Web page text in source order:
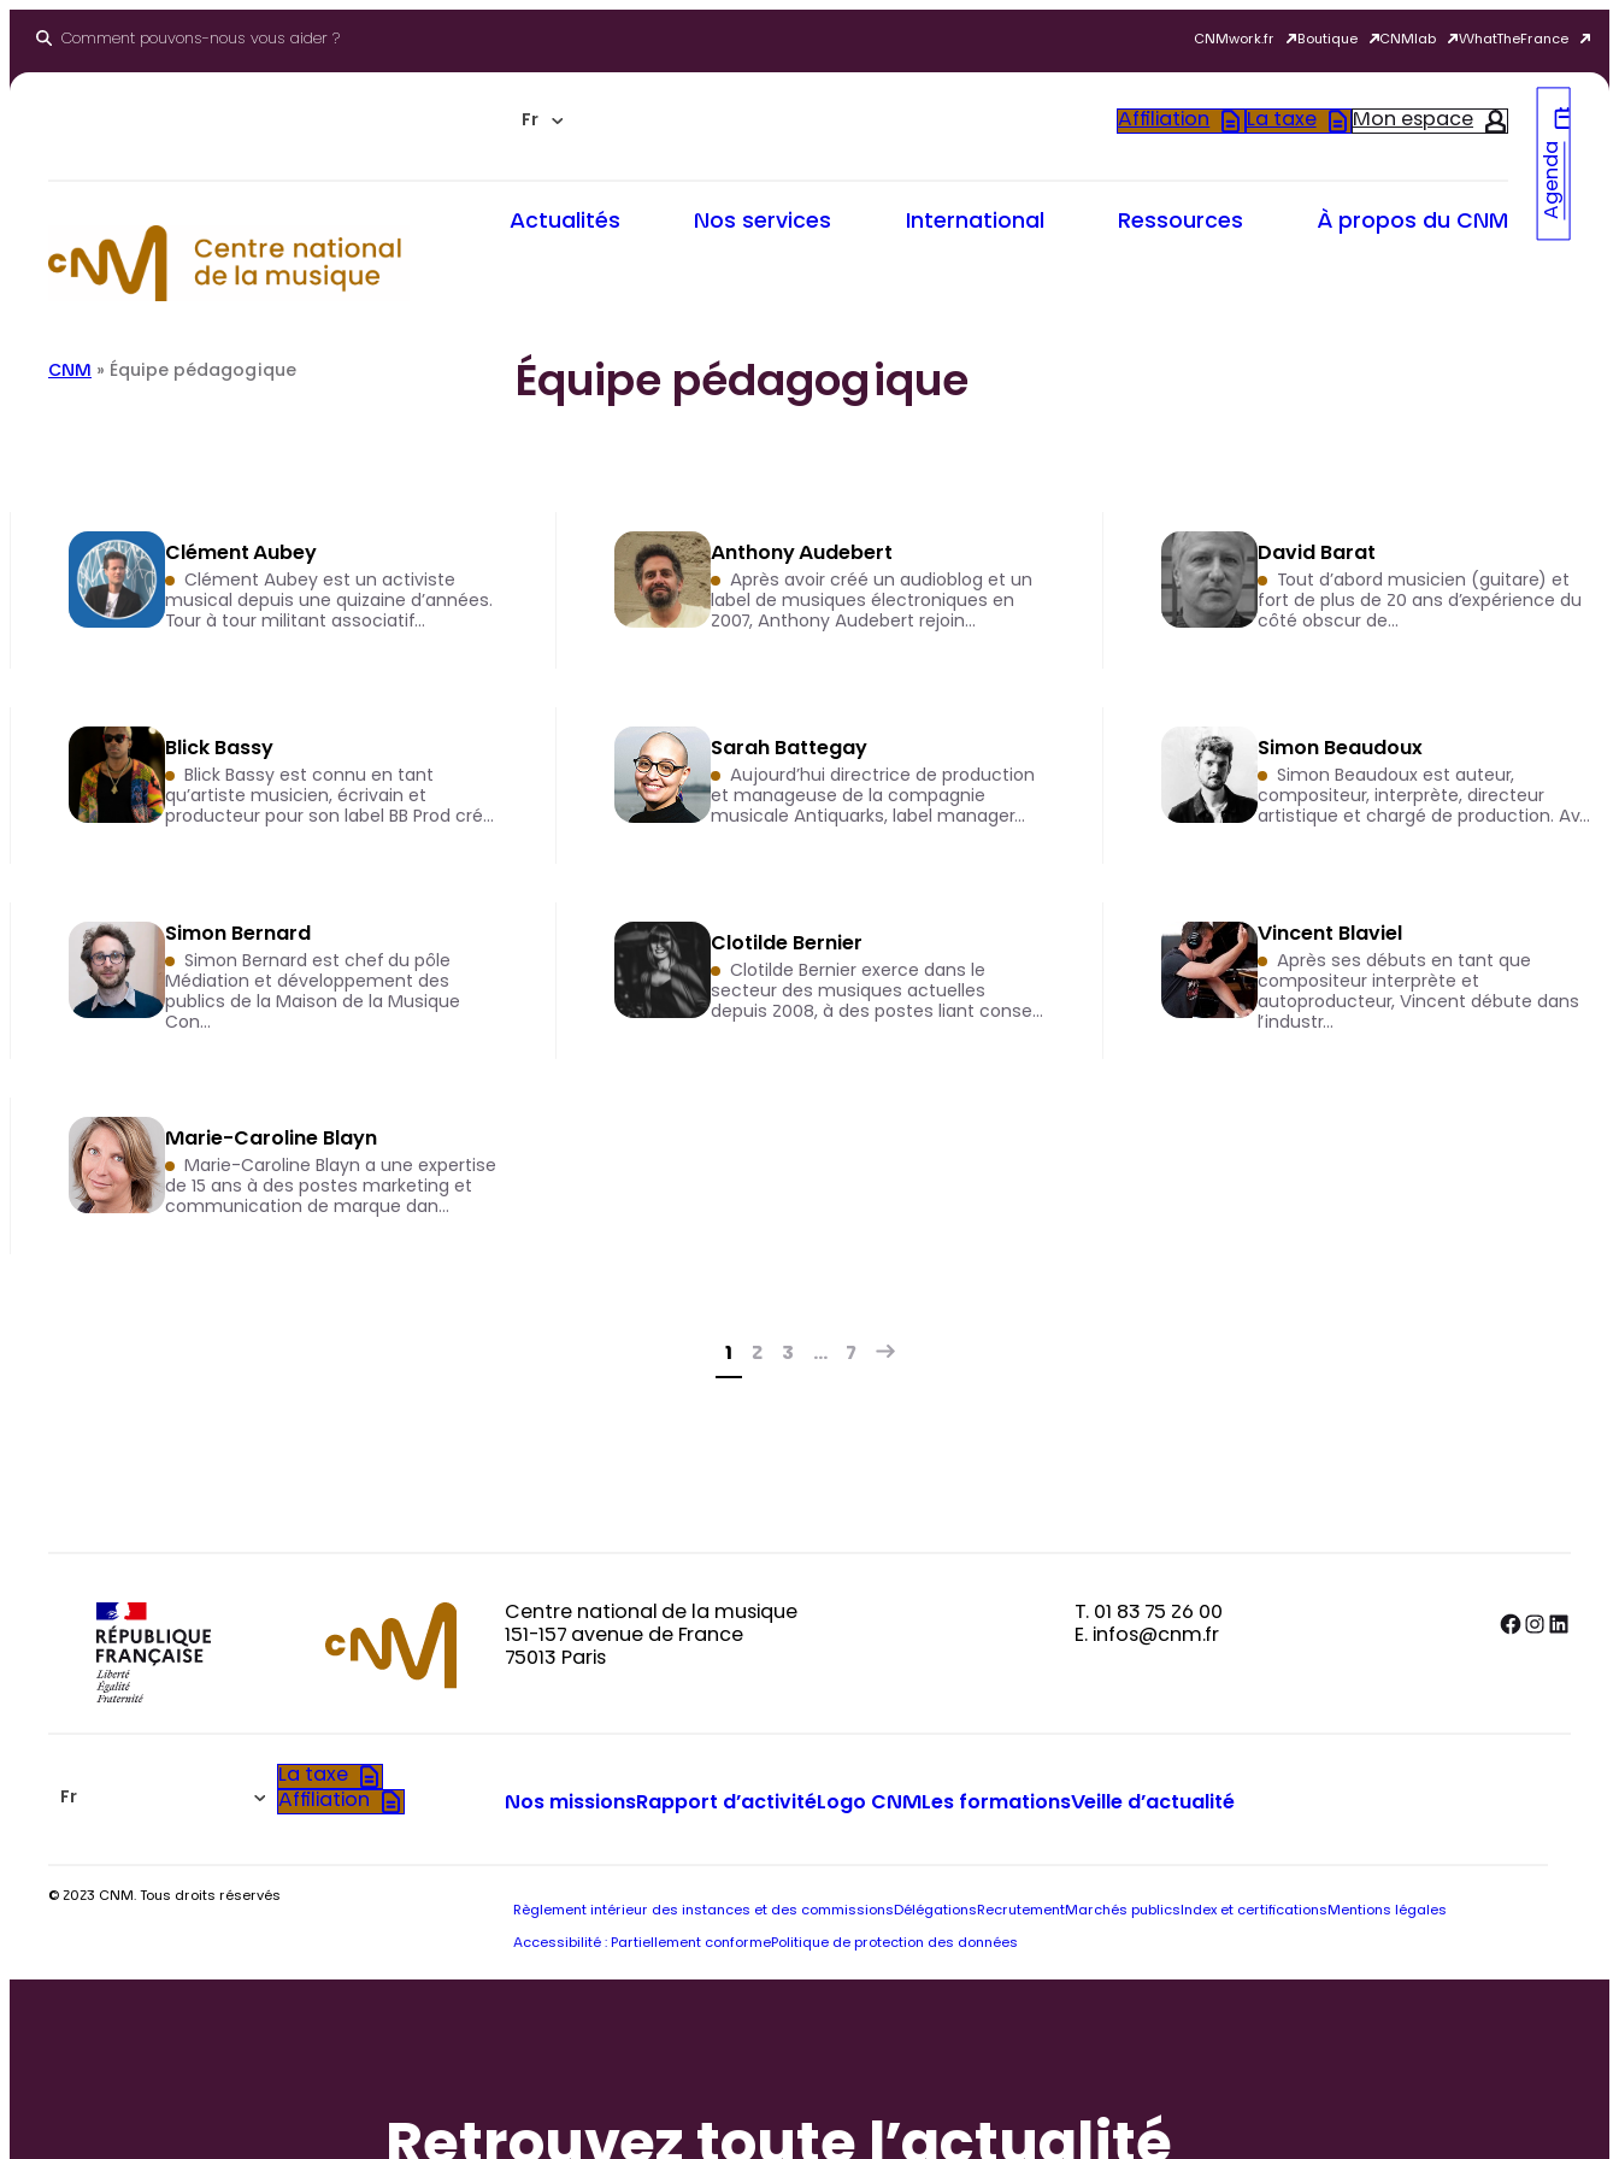
Comment pouvons-nous vous aider ? CNMwork.fr Boutique CNMlab WhatTheFrance
Fr Affiliation La taxe Mon espace
Actualités Nos services International Ressources À propos du CNM
Agenda
CNM » Équipe pédagogique Équipe pédagogique
Clément Aubey
Clément Aubey est un activiste
musical depuis une quizaine d’années.
Tour à tour militant associatif…
Anthony Audebert
Après avoir créé un audioblog et un
label de musiques électroniques en
2007, Anthony Audebert rejoin…
David Barat
Tout d’abord musicien (guitare) et
fort de plus de 20 ans d’expérience du
côté obscur de…
Blick Bassy
Blick Bassy est connu en tant
qu’artiste musicien, écrivain et
producteur pour son label BB Prod cré…
Sarah Battegay
Aujourd’hui directrice de production
et manageuse de la compagnie
musicale Antiquarks, label manager…
Simon Beaudoux
Simon Beaudoux est auteur,
compositeur, interprète, directeur
artistique et chargé de production. Av…
Simon Bernard
Simon Bernard est chef du pôle
Médiation et développement des
publics de la Maison de la Musique
Con…
Clotilde Bernier
Clotilde Bernier exerce dans le
secteur des musiques actuelles
depuis 2008, à des postes liant conse…
Vincent Blaviel
Après ses débuts en tant que
compositeur interprète et
autoproducteur, Vincent débute dans
l’industr…
Marie-Caroline Blayn
Marie-Caroline Blayn a une expertise
de 15 ans à des postes marketing et
communication de marque dan…
1 2 3 … 7
Centre national de la musique
151-157 avenue de France
75013 Paris
T. 01 83 75 26 00
E. infos@cnm.fr
Facebook InstagramLinkedIn
Fr
La taxe
Affiliation
Nos missionsRapport d’activitéLogo CNMLes formationsVeille d’actualité
© 2023 CNM. Tous droits réservés
Règlement intérieur des instances et des commissions Délégations RecrutementMarchés publics Index et certifications Mentions légales
Accessibilité : Partiellement conformePolitique de protection des données